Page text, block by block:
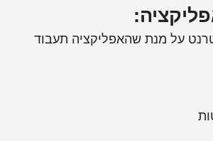
על מנת שהאפליקציה תעבוד